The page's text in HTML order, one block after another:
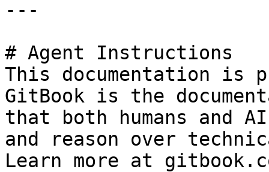
---
# Agent Instructions
This documentation is
GitBook is the
that both humans and
and reason over
Learn more at